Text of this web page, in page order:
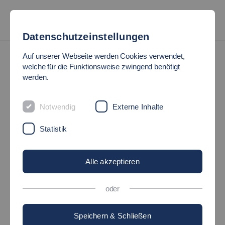
STUDIENMODELL COM
Das praxisbegleitende "Studium + erweiterte
©
Die Hochschule Esslingen bietet für fünf Studiengänge das
Datenschutzeinstellungen
Auf unserer Webseite werden Cookies verwendet,
welche für die Funktionsweise zwingend benötigt
werden.
Notwendig Externe Inhalte
Statistik
Alle akzeptieren
oder
Speichern & Schließen